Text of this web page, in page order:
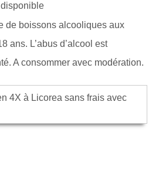
de boissons alcooliques aux
ans. L’abus d’alcool est
A consommer avec modération.
4X à Licorea sans frais avec